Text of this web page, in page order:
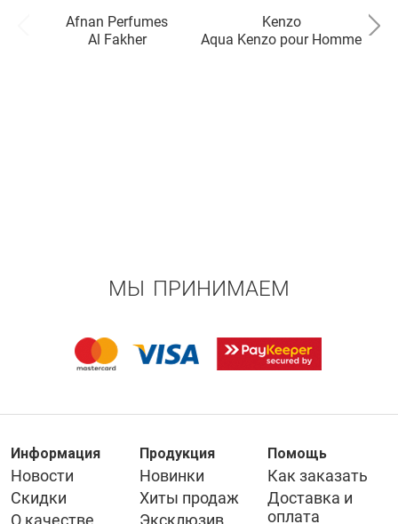
Afnan Perfumes
Al Fakher
Kenzo
Aqua Kenzo pour Homme
МЫ ПРИНИМАЕМ
Информация
Новости
Скидки
О качестве
Продукция
Новинки
Хиты продаж
Эксклюзив
Помощь
Как заказать
Доставка и
оплата